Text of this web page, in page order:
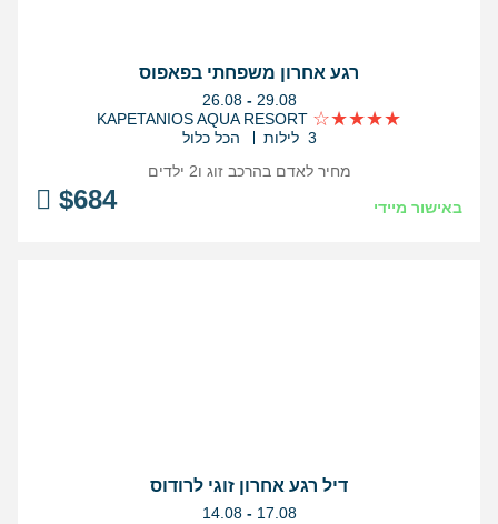
רגע אחרון משפחתי בפאפוס
בין
התאריכים,
26.08 - 29.08
KAPETANIOS AQUA RESORT
3 לילות
הכל כלול
באישור מיידי $684
מחיר לאדם בהרכבזוג ו2 ילדים
דיל רגע אחרון זוגי לרודוס
בין
14.08 - 17.08